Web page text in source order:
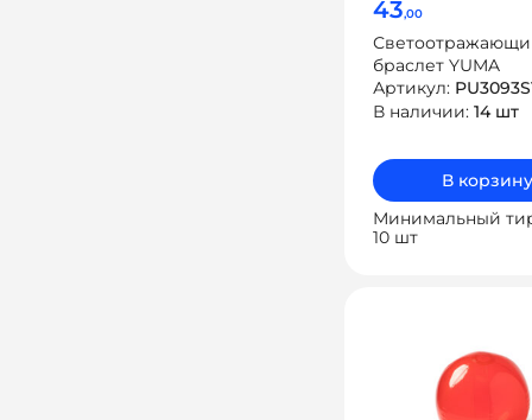
43,00
браслет YUMA
Артикул:
В наличии: 14 шт
В корзину
Минимальный
10 шт